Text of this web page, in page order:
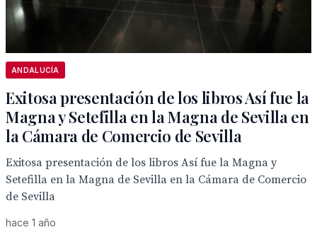
ANDALUCÍA
Exitosa presentación de los libros Así fue la
Magna y Setefilla en la Magna de Sevilla en
la Cámara de Comercio de Sevilla
Exitosa presentación de los libros Así fue la Magna y
Setefilla en la Magna de Sevilla en la Cámara de Comercio
de Sevilla
hace 1 año